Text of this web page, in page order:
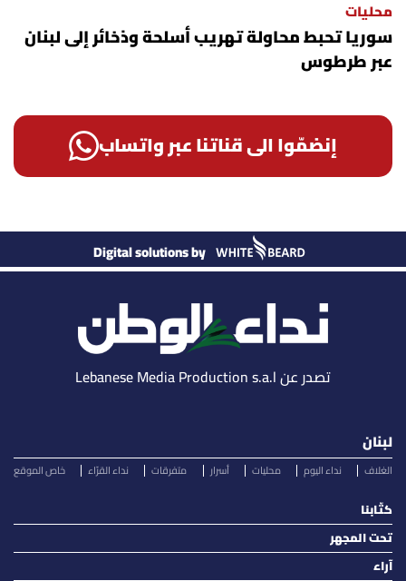
محليات
سوريا تحبط محاولة تهريب أسلحة وذخائر إلى لبنان
عبر طرطوس
إنضمّوا الى قناتنا عبر واتساب
Digital solutions by
تصدر عن Lebanese Media Production s.a.l
لبنان
الغلاف نداء اليوم محليات أسرار متفرقات نداء القرّاء خاص الموقع
كتّابنا
تحت المجهر
آراء